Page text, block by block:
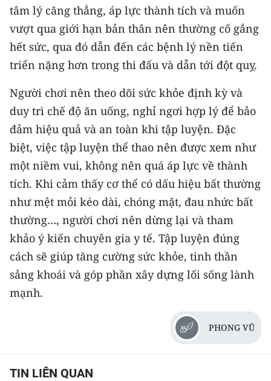
tâm lý căng thẳng, áp lực thành tích và muốn
vượt qua giới hạn bản thân nên thường cố gắng
hết sức, qua đó dẫn đến các bệnh lý nền tiến
triển nặng hơn trong thi đấu và dẫn tới đột quỵ.
Người chơi nên theo dõi sức khỏe định kỳ và
duy trì chế độ ăn uống, nghỉ ngơi hợp lý để bảo
đảm hiệu quả và an toàn khi tập luyện. Đặc
biệt, việc tập luyện thể thao nên được xem như
một niềm vui, không nên quá áp lực về thành
tích. Khi cảm thấy cơ thể có dấu hiệu bất thường
như mệt mỏi kéo dài, chóng mặt, đau nhức bất
thường…, người chơi nên dừng lại và tham
khảo ý kiến chuyên gia y tế. Tập luyện đúng
cách sẽ giúp tăng cường sức khỏe, tinh thần
sảng khoái và góp phần xây dựng lối sống lành
mạnh.
PHONG VŨ
TIN LIÊN QUAN